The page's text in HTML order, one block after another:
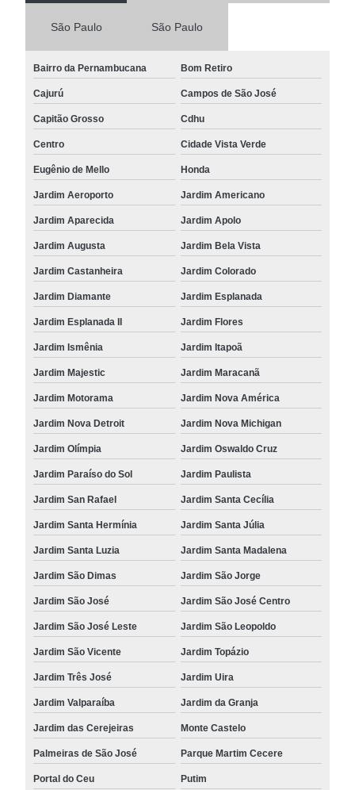
São Paulo São Paulo
Bairro da Pernambucana Bom Retiro
Cajurú Campos de São José
Capitão Grosso Cdhu
Centro Cidade Vista Verde
Eugênio de Mello Honda
Jardim Aeroporto Jardim Americano
Jardim Aparecida Jardim Apolo
Jardim Augusta Jardim Bela Vista
Jardim Castanheira Jardim Colorado
Jardim Diamante Jardim Esplanada
Jardim Esplanada II Jardim Flores
Jardim Ismênia Jardim Itapoã
Jardim Majestic Jardim Maracanã
Jardim Motorama Jardim Nova América
Jardim Nova Detroit Jardim Nova Michigan
Jardim Olímpia Jardim Oswaldo Cruz
Jardim Paraíso do Sol Jardim Paulista
Jardim San Rafael Jardim Santa Cecília
Jardim Santa Hermínia Jardim Santa Júlia
Jardim Santa Luzia Jardim Santa Madalena
Jardim São Dimas Jardim São Jorge
Jardim São José Jardim São José Centro
Jardim São José Leste Jardim São Leopoldo
Jardim São Vicente Jardim Topázio
Jardim Três José Jardim Uira
Jardim Valparaíba Jardim da Granja
Jardim das Cerejeiras Monte Castelo
Palmeiras de São José Parque Martim Cecere
Portal do Ceu Putim